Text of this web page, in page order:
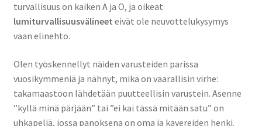
turvallisuus on kaiken A ja O, ja oikeat
lumiturvallisuusvälineet eivät ole neuvottelukysymys
vaan elinehto.
Olen työskennellyt näiden varusteiden parissa
vuosikymmeniä ja nähnyt, mikä on vaarallisin virhe:
takamaastoon lähdetään puutteellisin varustein. Asenne
”kyllä minä pärjään” tai ”ei kai tässä mitään satu” on
uhkapeliä, jossa panoksena on oma ja kavereiden henki.